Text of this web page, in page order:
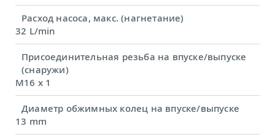
Расход насоса, макс. (нагнетание)
32 L/min
Присоединительная резьба на впуске/выпуске
(снаружи)
M16 x 1
Диаметр обжимных колец на впуске/выпуске
13 mm